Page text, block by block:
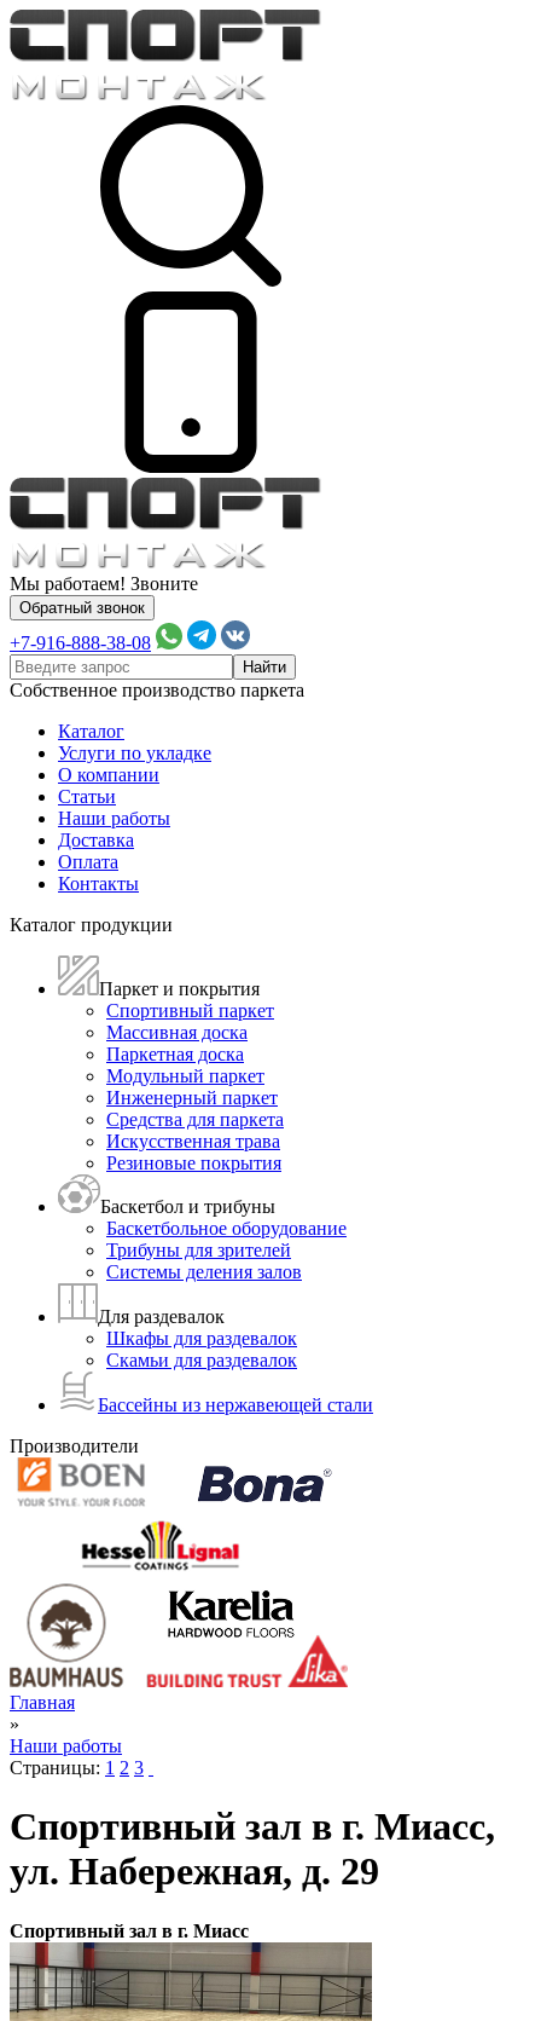
Мы работаем! Звоните
Обратный звонок
+7-916-888-38-08
Собственное производство паркета
Каталог
Услуги по укладке
О компании
Статьи
Наши работы
Доставка
Оплата
Контакты
Каталог продукции
Паркет и покрытия
Спортивный паркет
Массивная доска
Паркетная доска
Модульный паркет
Инженерный паркет
Средства для паркета
Искусственная трава
Резиновые покрытия
Баскетбол и трибуны
Баскетбольное оборудование
Трибуны для зрителей
Системы деления залов
Для раздевалок
Шкафы для раздевалок
Скамьи для раздевалок
Бассейны из нержавеющей стали
Производители
Главная
»
Наши работы
Страницы: 1 2 3
Спортивный зал в г. Миасс,
ул. Набережная, д. 29
Спортивный зал в г. Миасс